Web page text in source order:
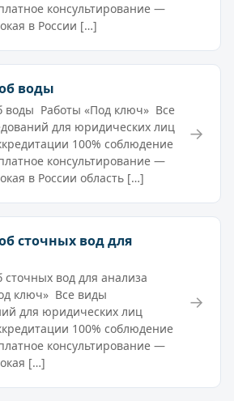
консультирование —
в России […]
воды
воды Работы «Под ключ» Все
для юридических лиц
100% соблюдение
консультирование —
в России область […]
→
сточных вод для
сточных вод для анализа
ключ» Все виды
для юридических лиц
100% соблюдение
консультирование —
[…]
→